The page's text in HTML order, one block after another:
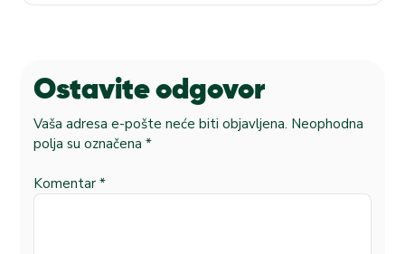
Ostavite odgovor
Vaša adresa e-pošte neće biti objavljena. Neophodna
polja su označena *
Komentar *